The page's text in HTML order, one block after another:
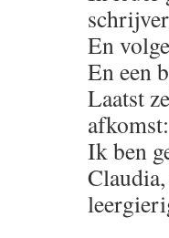
En
En een
Laatst
Ik ben